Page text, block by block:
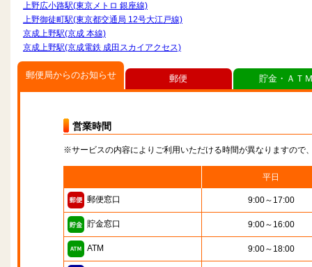
上野広小路駅(東京メトロ 銀座線)
上野御徒町駅(東京都交通局 12号大江戸線)
京成上野駅(京成 本線)
京成上野駅(京成電鉄 成田スカイアクセス)
郵便局からのお知らせ
営業時間
※サービスの内容によりご利用いただける時間が異なりますので
平日
郵便窓口 9:00～17:00
貯金窓口 9:00～16:00
ATM 9:00～18:00
郵便 貯金・ＡＴ